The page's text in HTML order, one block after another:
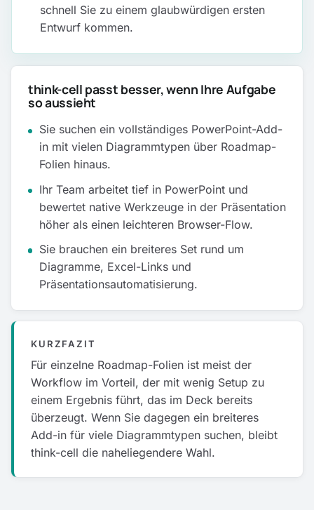
schnell Sie zu einem glaubwürdigen ersten
Entwurf kommen.
think-cell passt besser, wenn Ihre Aufgabe
so aussieht
Sie suchen ein vollständiges PowerPoint-Add-
in mit vielen Diagrammtypen über Roadmap-
Folien hinaus.
Ihr Team arbeitet tief in PowerPoint und
bewertet native Werkzeuge in der Präsentation
höher als einen leichteren Browser-Flow.
Sie brauchen ein breiteres Set rund um
Diagramme, Excel-Links und
Präsentationsautomatisierung.
KURZFAZIT
Für einzelne Roadmap-Folien ist meist der
Workflow im Vorteil, der mit wenig Setup zu
einem Ergebnis führt, das im Deck bereits
überzeugt. Wenn Sie dagegen ein breiteres
Add-in für viele Diagrammtypen suchen, bleibt
think-cell die naheliegendere Wahl.